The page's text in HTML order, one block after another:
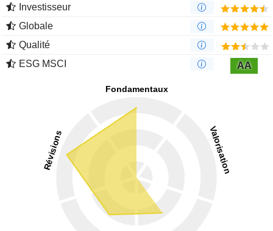
Investisseur
Globale
Qualité
ESG MSCI
AA